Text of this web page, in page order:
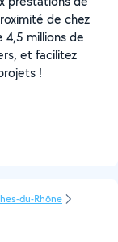
de chez
4,5 millions de
et facilitez
!
du-Rhône